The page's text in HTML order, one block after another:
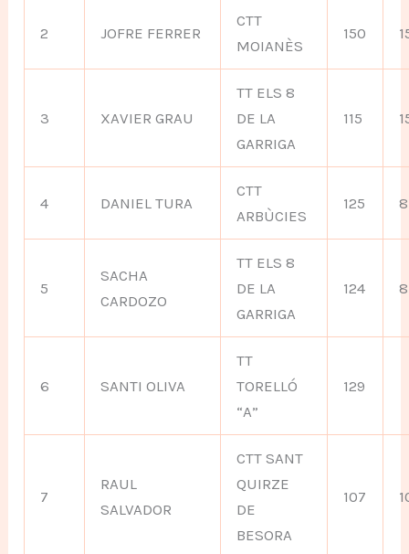
2 JOFRE FERRER
CTT
MOIANÈS
150
3 XAVIER GRAU
TT ELS 8
DE LA
GARRIGA
115
4 DANIEL TURA
CTT
ARBÙCIES
125 8
5
SACHA
CARDOZO
TT ELS 8
DE LA
GARRIGA
124 8
6 SANTI OLIVA
TT
TORELLÓ
“A”
129
7
RAUL
SALVADOR
CTT SANT
QUIRZE
DE
BESORA
107